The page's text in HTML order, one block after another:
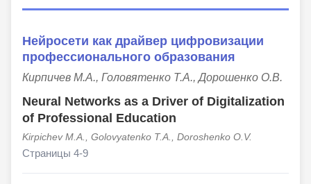
Нейросети как драйвер цифровизации
профессионального образования
Кирпичев М.А., Головятенко Т.А., Дорошенко О.В.
Neural Networks as a Driver of Digitalization
of Professional Education
Kirpichev M.A., Golovyatenko T.A., Doroshenko O.V.
Страницы 4-9